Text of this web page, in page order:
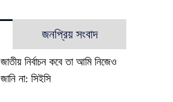
জনপ্রিয় সংবাদ
জাতীয় নির্বাচন কবে তা আমি নিজেও
জানি না: সিইসি